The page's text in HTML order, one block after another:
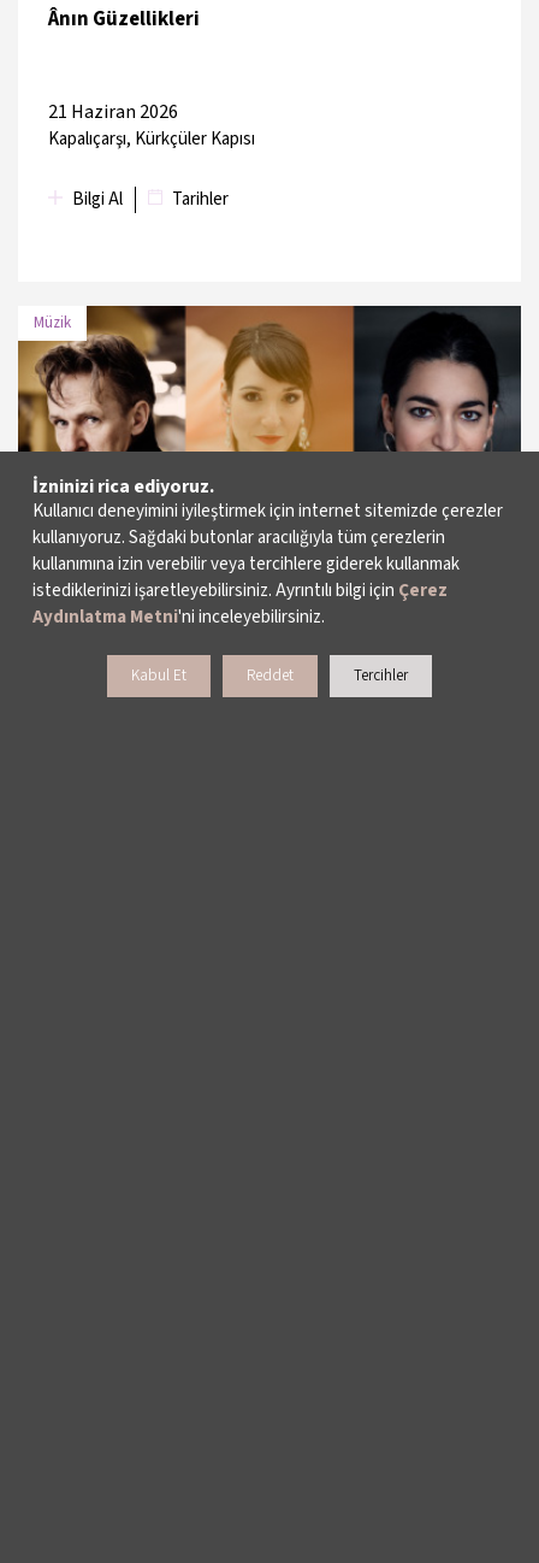
Ânın Güzellikleri
21 Haziran 2026
Kapalıçarşı, Kürkçüler Kapısı
Bilgi Al Tarihler
Müzik
TARİH MEKAN
2026
Opera Salonu
İzninizi rica ediyoruz.
Kullanıcı deneyimini iyileştirmek için internet sitemizde çerezler
kullanıyoruz. Sağdaki butonlar aracılığıyla tüm çerezlerin
kullanımına izin verebilir veya tercihlere giderek kullanmak
istediklerinizi işaretleyebilirsiniz. Ayrıntılı bilgi için Çerez
Aydınlatma Metni'ni inceleyebilirsiniz.
Kabul Et Reddet Tercihler